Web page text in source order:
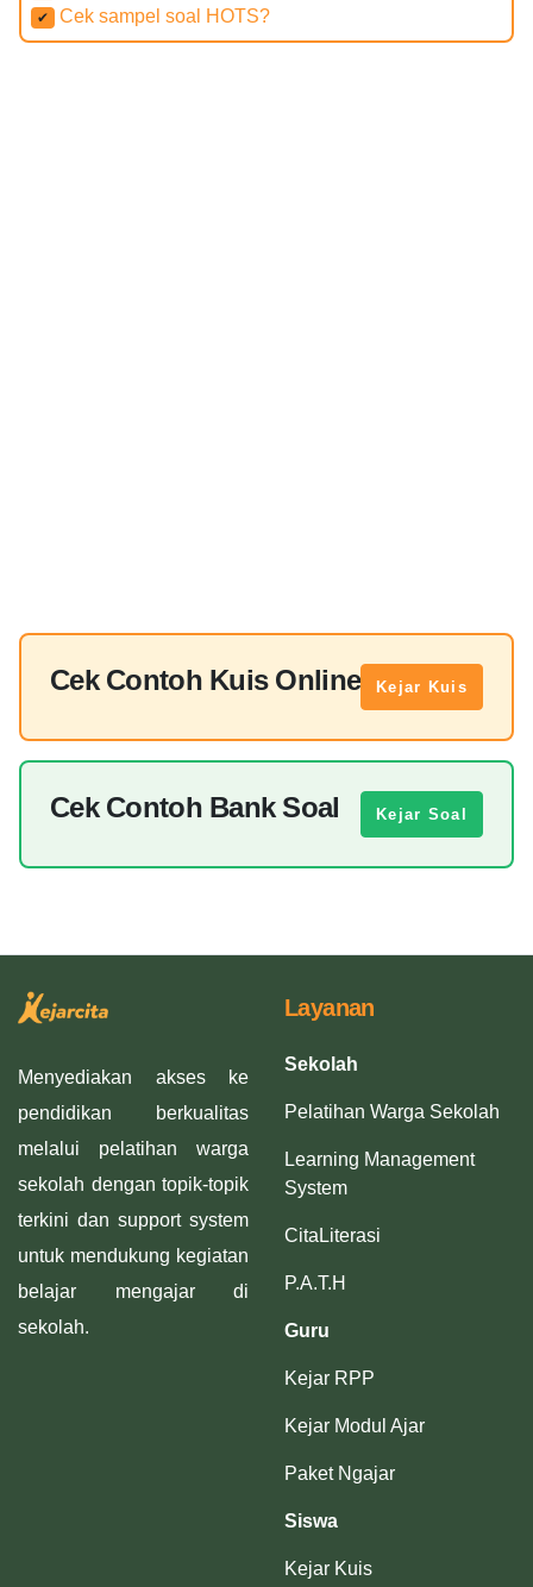
✔ Cek sampel soal HOTS?
Cek Contoh Kuis Online Kejar Kuis
Cek Contoh Bank Soal Kejar Soal
Menyediakan akses ke
pendidikan berkualitas
melalui pelatihan warga
sekolah dengan topik-topik
terkini dan support system
untuk mendukung kegiatan
belajar mengajar di
sekolah.
Layanan
Sekolah
Pelatihan Warga Sekolah
Learning Management
System
CitaLiterasi
P.A.T.H
Guru
Kejar RPP
Kejar Modul Ajar
Paket Ngajar
Siswa
Kejar Kuis